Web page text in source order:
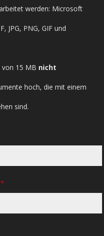
werden: Microsoft
JPG, PNG, GIF und
von 15 MB nicht
hoch, die mit einem
sind.
*